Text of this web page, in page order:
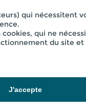
qui nécessitent
qui ne
du site
J'accepte